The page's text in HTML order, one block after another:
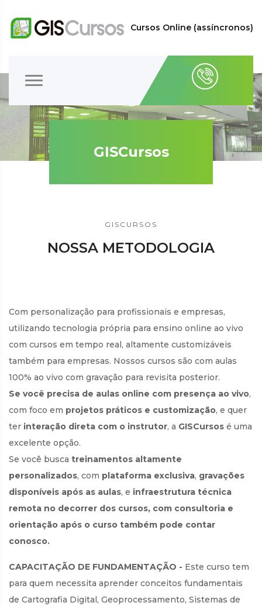
Cursos Online (assíncronos)
GISCursos
GISCURSOS
NOSSA METODOLOGIA
Com personalização para profissionais e empresas,
utilizando tecnologia própria para ensino online ao vivo
com cursos em tempo real, altamente customizáveis
também para empresas. Nossos cursos são com aulas
100% ao vivo com gravação para revisita posterior.
Se você precisa de aulas online com presença ao vivo,
com foco em projetos práticos e customização, e quer
ter interação direta com o instrutor, a GISCursos é uma
excelente opção.
Se você busca treinamentos altamente
personalizados, com plataforma exclusiva, gravações
disponíveis após as aulas, e infraestrutura técnica
remota no decorrer dos cursos, com consultoria e
orientação após o curso também pode contar
conosco.
CAPACITAÇÃO DE FUNDAMENTAÇÃO - Este curso tem
para quem necessita aprender conceitos fundamentais
de Cartografia Digital, Geoprocessamento, Sistemas de